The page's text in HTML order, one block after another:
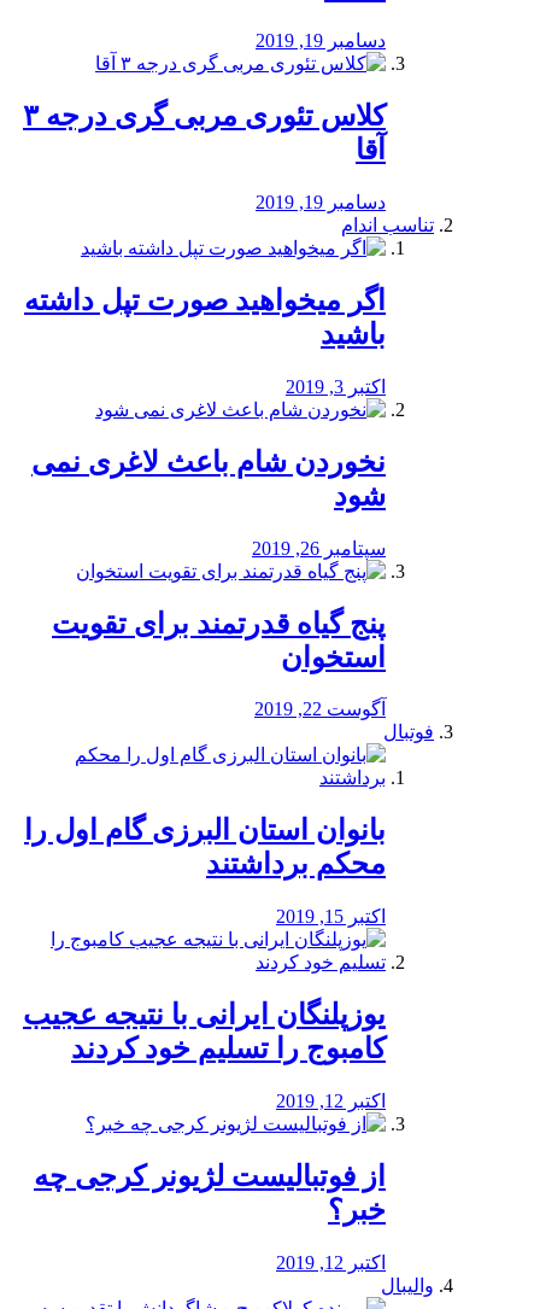
دسامبر 19, 2019
کلاس تئوری مربی گری درجه ۳
آقا
دسامبر 19, 2019
تناسب اندام
اگر میخواهید صورت تپل داشته
باشید
اکتبر 3, 2019
نخوردن شام باعث لاغری نمی
‌شود
سپتامبر 26, 2019
پنج گیاه قدرتمند برای تقویت
استخوان
آگوست 22, 2019
فوتبال
بانوان استان البرزی گام اول را
محكم برداشتند
اکتبر 15, 2019
یوزپلنگان ایرانی با نتیجه عجیب
کامبوج را تسلیم خود کردند
اکتبر 12, 2019
از فوتبالیست لژیونر کرجی چه
خبر؟
اکتبر 12, 2019
والیبال